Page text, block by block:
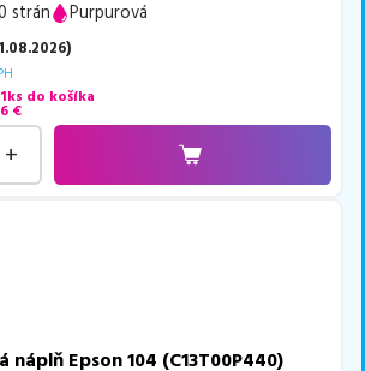
strán
Purpurová
)
do košíka
€
+
Epson 104 (C13T00P440)